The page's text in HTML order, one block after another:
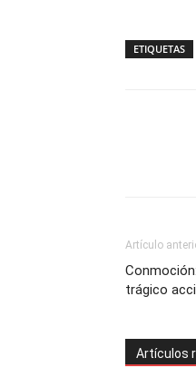
ETIQUETAS
Artículo
trágico
Artículos